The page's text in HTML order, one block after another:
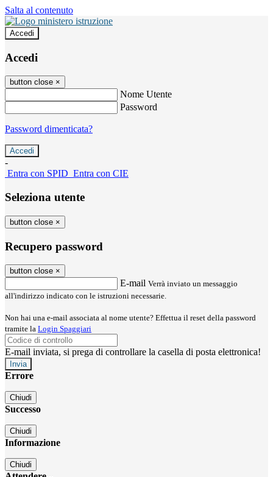
Salta al contenuto
Accedi
Accedi
button close ×
Nome Utente
Password
Password dimenticata?
-
Entra con SPID Entra con CIE
Seleziona utente
button close ×
Recupero password
button close ×
E-mail Verrà inviato un messaggio
all'indirizzo indicato con le istruzioni necessarie.
Non hai una e-mail associata al nome utente? Effettua il reset della password
tramite la Login Spaggiari
E-mail inviata, si prega di controllare la casella di posta elettronica!
Errore
Chiudi
Successo
Chiudi
Informazione
Chiudi